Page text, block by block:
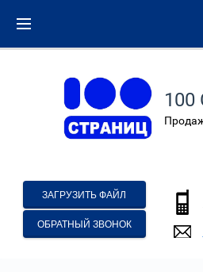
ЗАГРУЗИТЬ ФАЙЛ
ОБРАТНЫЙ ЗВОНОК